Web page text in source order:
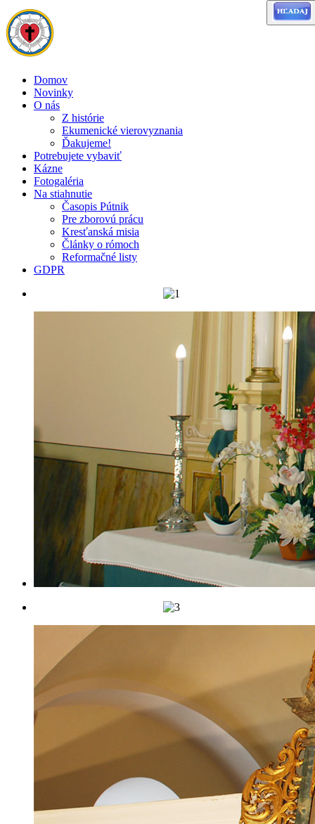
Domov
Novinky
O nás
Z histórie
Ekumenické vierovyznania
Ďakujeme!
Potrebujete vybaviť
Kázne
Fotogaléria
Na stiahnutie
Časopis Pútnik
Pre zborovú prácu
Kresťanská misia
Články o rómoch
Reformačné listy
GDPR